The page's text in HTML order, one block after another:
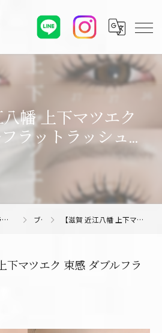
幡 上下マツエク
ラットラッシュ...
滋賀県近江八幡のアイラッシュサロンならMoa eyelash/eyebrow ブログ 【滋賀 近江八幡 上下マツエク 束感 ダブルフラットラッシュ...
下マツエク 束感 ダブルフラ